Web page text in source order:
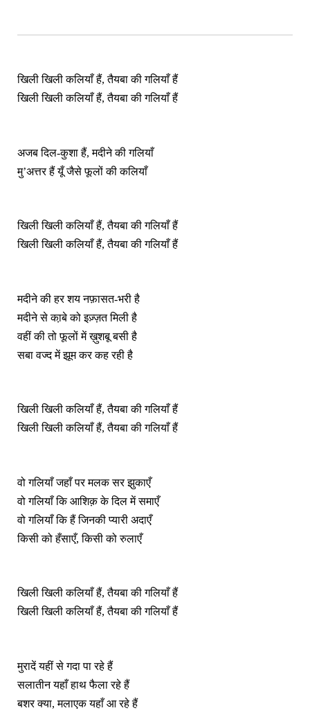
खिली खिली कलियाँ हैं, तैयबा की गलियाँ हैं
खिली खिली कलियाँ हैं, तैयबा की गलियाँ हैं
अजब दिल-कुशा हैं, मदीने की गलियाँ
मु’अत्तर हैं यूँ जैसे फूलों की कलियाँ
खिली खिली कलियाँ हैं, तैयबा की गलियाँ हैं
खिली खिली कलियाँ हैं, तैयबा की गलियाँ हैं
मदीने की हर शय नफ़ासत-भरी है
मदीने से का़बे को इज़्ज़त मिली है
वहीं की तो फूलों में ख़ुशबू बसी है
सबा वज्द में झूम कर कह रही है
खिली खिली कलियाँ हैं, तैयबा की गलियाँ हैं
खिली खिली कलियाँ हैं, तैयबा की गलियाँ हैं
वो गलियाँ जहाँ पर मलक सर झुकाएँ
वो गलियाँ कि आशिक़ के दिल में समाएँ
वो गलियाँ कि हैं जिनकी प्यारी अदाएँ
किसी को हँसाएँ, किसी को रुलाएँ
खिली खिली कलियाँ हैं, तैयबा की गलियाँ हैं
खिली खिली कलियाँ हैं, तैयबा की गलियाँ हैं
मुरादें यहीं से गदा पा रहे हैं
सलातीन यहाँ हाथ फैला रहे हैं
बशर क्या, मलाएक यहाँ आ रहे हैं